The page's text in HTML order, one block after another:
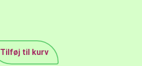
Tilføj til kurv